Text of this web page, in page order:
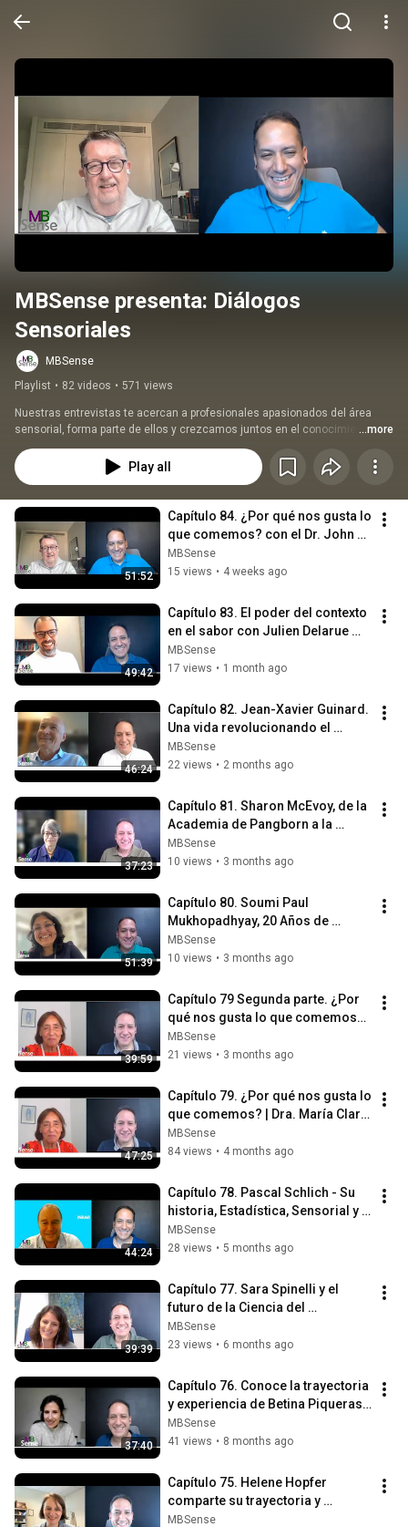
MBSense presenta: Diálogos
Sensoriales
MBSense
Playlist • 82 videos • 571 views
Nuestras entrevistas te acercan a profesionales apasionados del área
sensorial, forma parte de ellos y crezcamos juntos en el conocimiento
sensorial.
...more
Play all
51:52
Capítulo 84. ¿Por qué nos gusta lo
que comemos? con el Dr. John
Prescott (EN).
MBSense
15 views • 4 weeks ago
49:42
Capítulo 83. El poder del contexto
en el sabor con Julien Delarue
(EN).
MBSense
17 views • 1 month ago
46:24
Capítulo 82. ​Jean-Xavier Guinard.
Una vida revolucionando el
Análisis Sensorial. (EN).
MBSense
22 views • 2 months ago
37:23
Capítulo 81. Sharon McEvoy, de la
Academia de Pangborn a la
Innovación en la Industria (EN).
MBSense
10 views • 3 months ago
51:39
Capítulo 80. Soumi Paul
Mukhopadhyay, 20 Años de
Ciencia y Pasión sensorial (EN).
MBSense
10 views • 3 months ago
39:59
Capítulo 79 Segunda parte. ¿Por
qué nos gusta lo que comemos? |
Dra. María Clara Zamora (ES).
MBSense
21 views • 3 months ago
47:25
Capítulo 79. ¿Por qué nos gusta lo
que comemos? | Dra. María Clara
Zamora (ES). Primera parte.
MBSense
84 views • 4 months ago
44:24
Capítulo 78. Pascal Schlich - Su
historia, Estadística, Sensorial y
Ciencia del Consumidor (EN).
MBSense
28 views • 5 months ago
39:39
Capítulo 77. Sara Spinelli y el
futuro de la Ciencia del
Consumidor (EN).
MBSense
23 views • 6 months ago
37:40
Capítulo 76. Conoce la trayectoria
y experiencia de Betina Piqueras
Fiszman (EN).
MBSense
41 views • 8 months ago
Capítulo 75. Helene Hopfer
comparte su trayectoria y
experiencia como "chair" de
MBSense